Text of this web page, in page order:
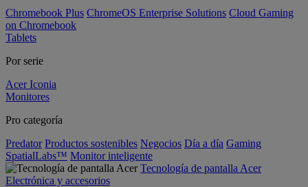
Chromebook Plus ChromeOS Enterprise Solutions Cloud Gaming
on Chromebook
Tablets
Por serie
Acer Iconia
Monitores
Pro categoría
Predator Productos sostenibles Negocios Día a día Gaming
SpatialLabs™ Monitor inteligente
Tecnología de pantalla Acer
Electrónica y accesorios